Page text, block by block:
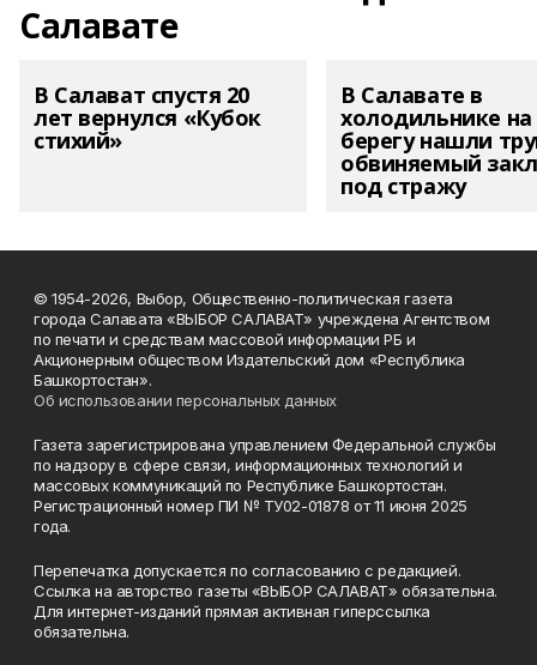
Салавате
В Салават спустя 20
лет вернулся «Кубок
стихий»
В Салавате в
холодильнике на
берегу нашли
обвиняемый
под стражу
© 1954-2026, Выбор, Общественно-политическая газета
города Салавата «ВЫБОР САЛАВАТ» учреждена Агентством
по печати и средствам массовой информации РБ и
Акционерным обществом Издательский дом «Республика
Башкортостан».
Об использовании персональных данных
Газета зарегистрирована управлением Федеральной службы
по надзору в сфере связи, информационных технологий и
массовых коммуникаций по Республике Башкортостан.
Регистрационный номер ПИ № ТУ02-01878 от 11 июня 2025
года.
Перепечатка допускается по согласованию с редакцией.
Ссылка на авторство газеты «ВЫБОР САЛАВАТ» обязательна.
Для интернет-изданий прямая активная гиперссылка
обязательна.